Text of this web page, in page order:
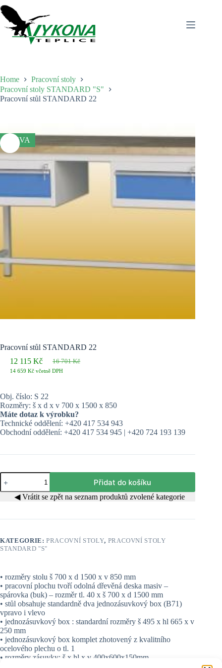
Skip
to
content
Home
Pracovní stoly
Pracovní stoly STANDARD "S"
Pracovní stůl STANDARD 22
SLEVA
Pracovní stůl STANDARD 22
16 701Kč
Původní
cena
16 701 Kč.
12 115 KčAktuální
cena
12 115 Kč.
14 659 Kč včetně DPH
Obj. číslo: S 22
Rozměry: š x d x v 700 x 1500 x 850
Máte dotaz k výrobku?
Technické oddělení: +420 417 534 943
Obchodní oddělení: +420 417 534 945 | +420 724 193 139
Pracovní
stůl
STANDARD
Přidat do košíku
◀ Vrátit se zpět na seznam produktů zvolené kategorie
KATEGORIE:PRACOVNÍ STOLY, PRACOVNÍ STOLY
STANDARD "S"
• rozměry stolu š 700 x d 1500 x v 850 mm
• pracovní plochu tvoří odolná dřevěná deska masiv –
spárovka (buk) – rozměr tl. 40 x š 700 x d 1500 mm
• stůl obsahuje standardně dva jednozásuvkový box (B71)
vpravo i vlevo
• jednozásuvkový box : standardní rozměry š 495 x hl 665 x v
250 mm
• jednozásuvkový box komplet zhotovený z kvalitního
ocelového plechu o tl. 1
• rozměry zásuvky: š x hl x v 400x600x150mm